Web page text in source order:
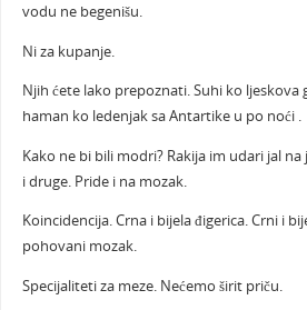
vodu ne begenišu.
Ni za kupanje.
Njih ćete lako prepoznati. Suhi ko ljeskova
haman ko ledenjak sa Antartike u po noći .
Kako ne bi bili modri? Rakija im udari jal
i druge. Pride i na mozak.
Koincidencija. Crna i bijela đigerica. Crni i
pohovani mozak.
Specijaliteti za meze. Nećemo širit priču.